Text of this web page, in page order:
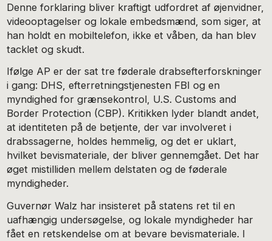
Denne forklaring bliver kraftigt udfordret af øjenvidner,
videooptagelser og lokale embedsmænd, som siger, at
han holdt en mobiltelefon, ikke et våben, da han blev
tacklet og skudt.
Ifølge AP er der sat tre føderale drabsefterforskninger
i gang: DHS, efterretningstjenesten FBI og en
myndighed for grænsekontrol, U.S. Customs and
Border Protection (CBP). Kritikken lyder blandt andet,
at identiteten på de betjente, der var involveret i
drabssagerne, holdes hemmelig, og det er uklart,
hvilket bevismateriale, der bliver gennemgået. Det har
øget mistilliden mellem delstaten og de føderale
myndigheder.
Guvernør Walz har insisteret på statens ret til en
uafhængig undersøgelse, og lokale myndigheder har
fået en retskendelse om at bevare bevismateriale. I